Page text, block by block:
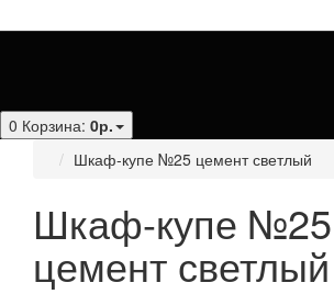
0 Корзина: 0р.
Шкаф-купе №25 цемент светлый
Шкаф-купе №25
цемент светлый